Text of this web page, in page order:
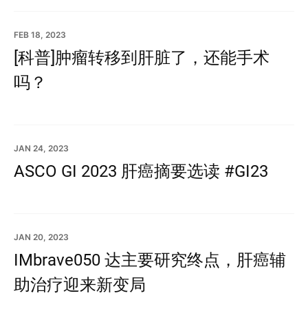
FEB 18, 2023
[科普]肿瘤转移到肝脏了，还能手术
吗？
JAN 24, 2023
ASCO GI 2023 肝癌摘要选读 #GI23
JAN 20, 2023
IMbrave050 达主要研究终点，肝癌辅
助治疗迎来新变局